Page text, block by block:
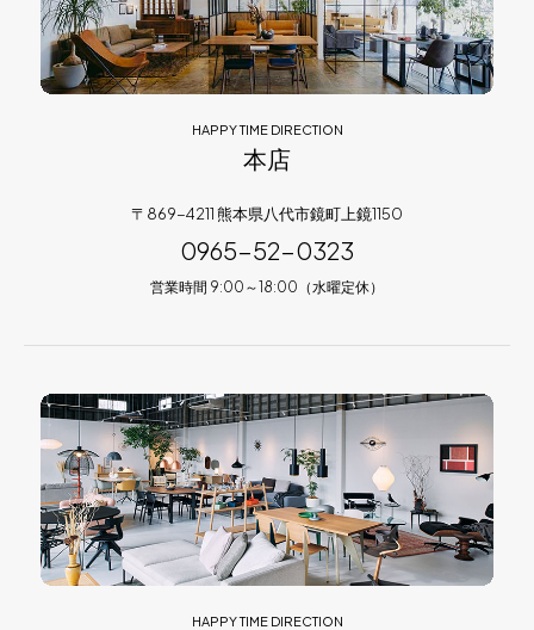
HAPPY TIME DIRECTION
本店
〒869-4211 熊本県八代市鏡町上鏡1150
0965-52-0323
営業時間 9:00～18:00（水曜定休）
HAPPY TIME DIRECTION